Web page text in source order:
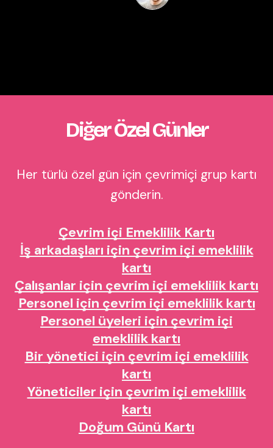
Diğer Özel Günler
Her türlü özel gün için çevrimiçi grup kartı
gönderin.
Çevrim içi Emeklilik Kartı
İş arkadaşları için çevrim içi emeklilik
kartı
Çalışanlar için çevrim içi emeklilik kartı
Personel için çevrim içi emeklilik kartı
Personel üyeleri için çevrim içi
emeklilik kartı
Bir yönetici için çevrim içi emeklilik
kartı
Yöneticiler için çevrim içi emeklilik
kartı
Doğum Günü Kartı